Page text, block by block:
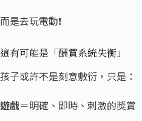
而是去玩電動❗
這有可能是「酬賞系統失衡」
孩子或許不是刻意敷衍，只是：
遊戲＝明確、即時、刺激的獎賞